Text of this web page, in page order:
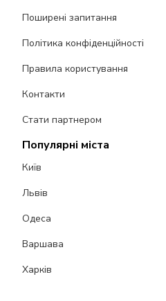
Поширені запитання
Політика конфіденційності
Правила користування
Контакти
Стати партнером
Популярні міста
Київ
Львів
Одеса
Варшава
Харків